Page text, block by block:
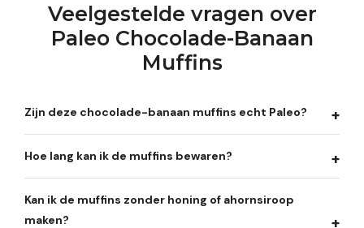
Veelgestelde vragen over
Paleo Chocolade-Banaan
Muffins
Zijn deze chocolade-banaan muffins echt Paleo?
Hoe lang kan ik de muffins bewaren?
Kan ik de muffins zonder honing of ahornsiroop
maken?